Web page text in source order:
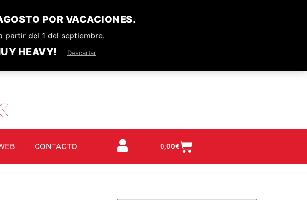
POR VACACIONES.
partir del 1 del septiembre.
HEAVY! Descartar
CONTACTO 0,00€